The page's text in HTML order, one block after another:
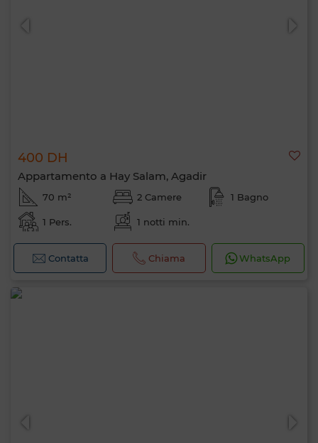
400 DH
Appartamento a Hay Salam, Agadir
70 m² 2 Camere 1 Bagno
1 Pers. 1 notti min.
Contatta Chiama WhatsApp